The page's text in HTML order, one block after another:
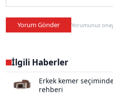
Yorum Gönder Yorumunuz
İlgili Haberler
Erkek kemer
rehberi